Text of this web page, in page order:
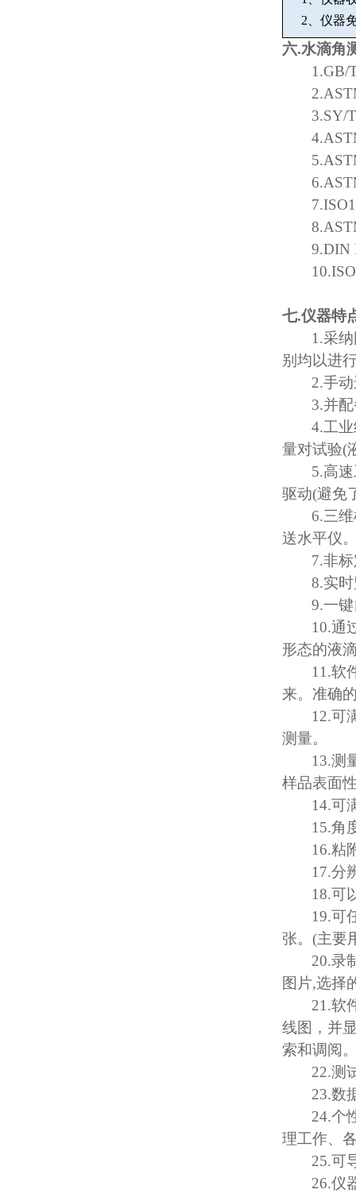
2 、仪器
六.水滴角
1.GB/
3.SY/
9.DIN
七.仪器特
1.采
别均以进
2.手
3.并
4.工
量对试验(
5.高
驱动(避免
6.三
送水平仪
7.非
8.实
9.一
10.通
形态的液
11.软
来。准确
12.可
测量。
13.测
样品表面
14.可
15.角
16.粘
17.分
18.可
19.可
张。 (主要
20.录
图片,选择
21.软
线图，并
索和调阅
22.测
23.数
24.个
理工作、
25.可
26.仪